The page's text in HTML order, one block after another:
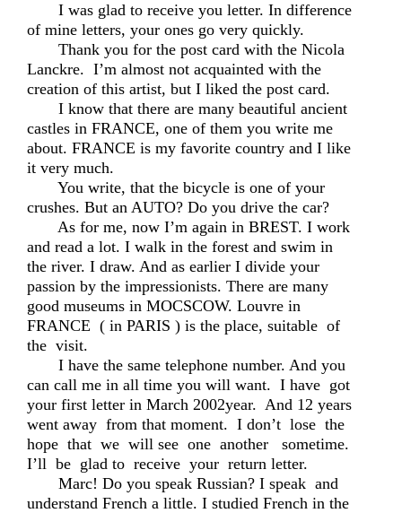
I was glad to receive you letter. In difference
of mine letters, your ones go very quickly.
Thank you for the post card with the Nicola
Lanckre. I’m almost not acquainted with the
creation of this artist, but I liked the post card.
I know that there are many beautiful ancient
castles in FRANCE, one of them you write me
about. FRANCE is my favorite country and I like
it very much.
You write, that the bicycle is one of your
crushes. But an AUTO? Do you drive the car?
As for me, now I’m again in BREST. I work
and read a lot. I walk in the forest and swim in
the river. I draw. And as earlier I divide your
passion by the impressionists. There are many
good museums in MOCSCOW. Louvre in
FRANCE ( in PARIS ) is the place, suitable of
the visit.
I have the same telephone number. And you
can call me in all time you will want. I have got
your first letter in March 2002year. And 12 years
went away from that moment. I don’t lose the
hope that we will see one another sometime.
I’ll be glad to receive your return letter.
Marc! Do you speak Russian? I speak and
understand French a little. I studied French in the